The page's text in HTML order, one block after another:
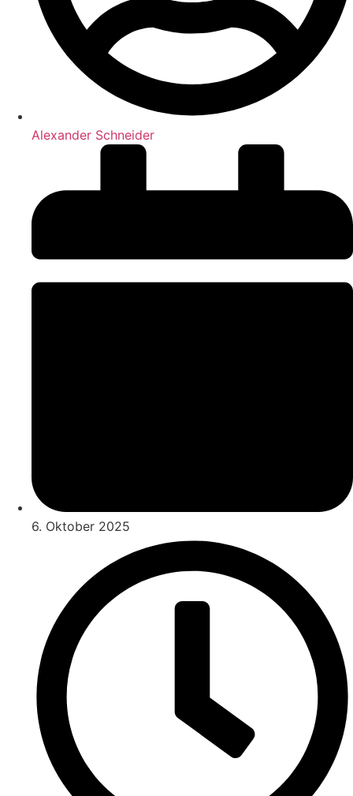
Alexander Schneider
6. Oktober 2025